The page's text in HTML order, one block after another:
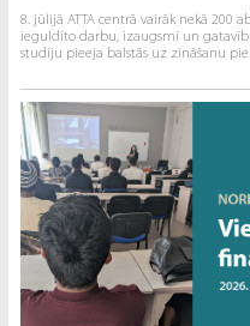
8. jūlijā ATTA centrā vairāk nekā 200
ieguldīto darbu, izaugsmi un
studiju pieeja balstās uz zināšanu